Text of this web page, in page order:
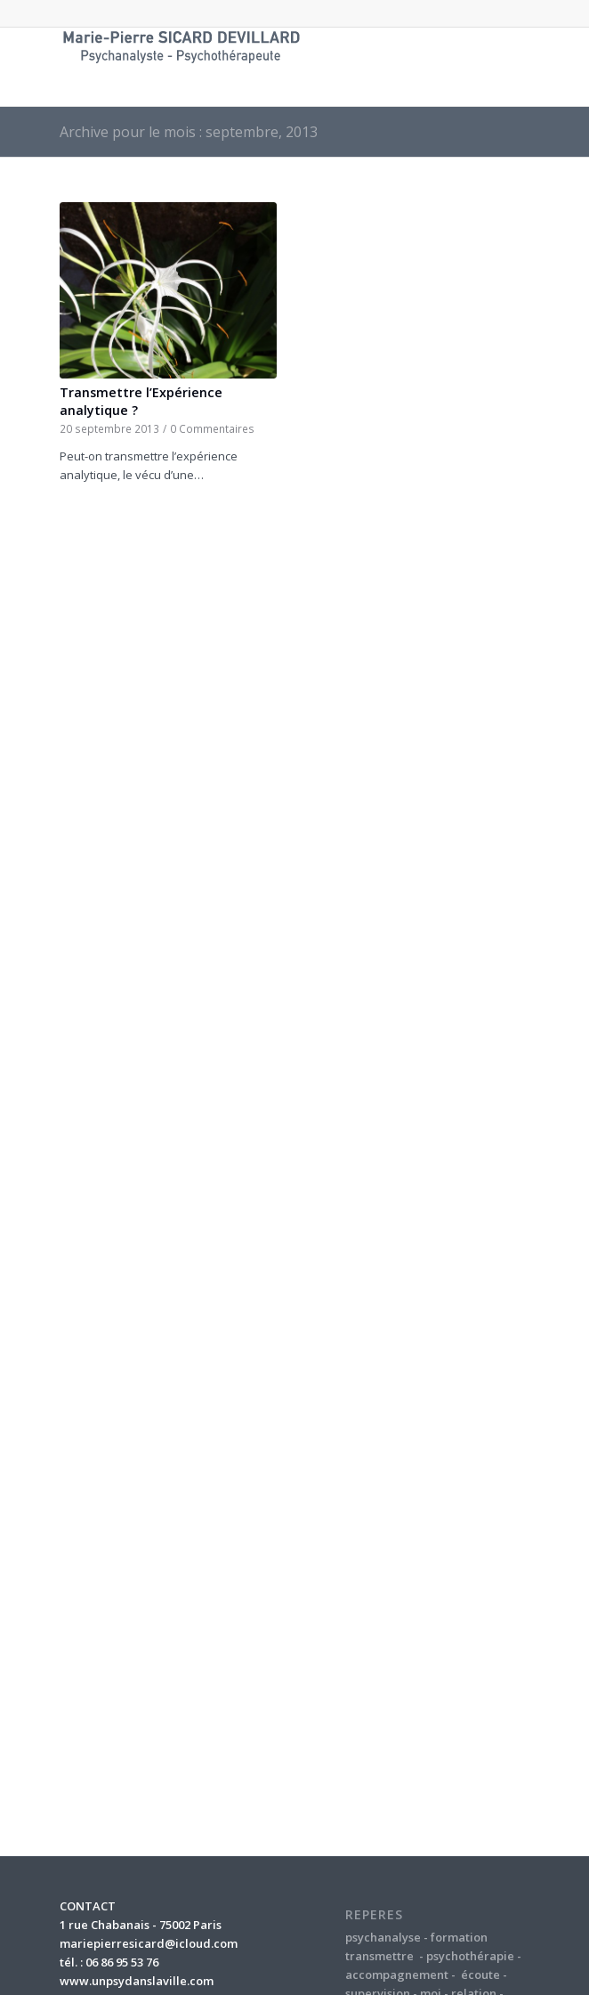
Archive pour le mois : septembre, 2013
Transmettre l’Expérience
analytique ?
20 septembre 2013 / 0 Commentaires
Peut-on transmettre l’expérience
analytique, le vécu d’une…
CONTACT
1 rue Chabanais - 75002 Paris
mariepierresicard@icloud.com
tél. : 06 86 95 53 76
www.unpsydanslaville.com
REPERES
psychanalyse - formation
transmettre - psychothérapie -
accompagnement- écoute -